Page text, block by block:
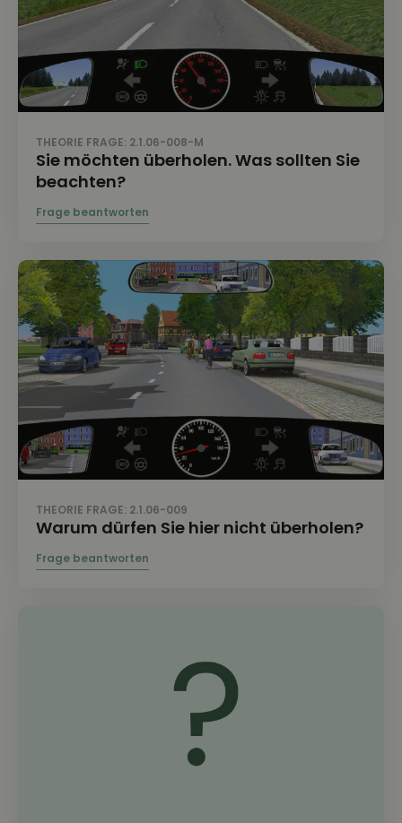
THEORIE FRAGE: 2.1.06-008-M
Sie möchten überholen. Was sollten Sie
beachten?
THEORIE FRAGE: 2.1.06-009
Warum dürfen Sie hier nicht überholen?